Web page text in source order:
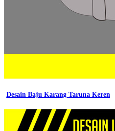
Desain Baju Karang Taruna Keren